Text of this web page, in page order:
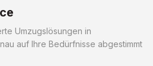
Umzugslösungen in
auf Ihre Bedürfnisse abgestimmt